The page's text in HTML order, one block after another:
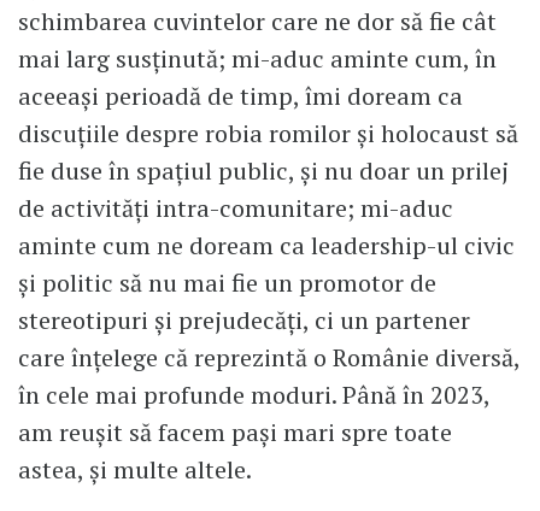
schimbarea cuvintelor care ne dor să fie cât
mai larg susținută; mi-aduc aminte cum, în
aceeași perioadă de timp, îmi doream ca
discuțiile despre robia romilor și holocaust să
fie duse în spațiul public, și nu doar un prilej
de activități intra-comunitare; mi-aduc
aminte cum ne doream ca leadership-ul civic
și politic să nu mai fie un promotor de
stereotipuri și prejudecăți, ci un partener
care înțelege că reprezintă o Românie diversă,
în cele mai profunde moduri. Până în 2023,
am reușit să facem pași mari spre toate
astea, și multe altele.